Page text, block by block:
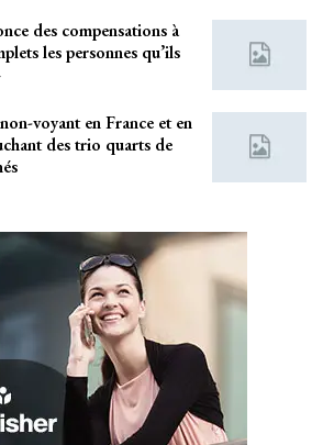
des compensations à
les personnes qu’ils
voyant en France et en
des trio quarts de